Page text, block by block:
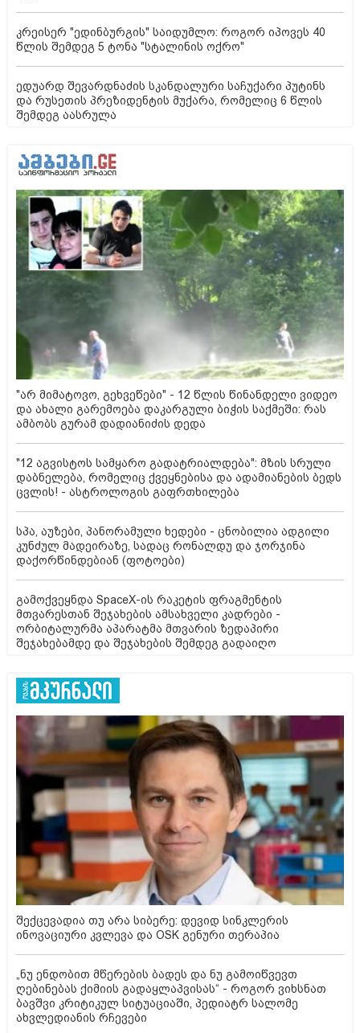
კრეისერ "ედინბურგის" საიდუმლო: როგორ იპოვეს 40
წლის შემდეგ 5 ტონა "სტალინის ოქრო"
ედუარდ შევარდნაძის სკანდალური საჩუქარი პუტინს
და რუსეთის პრეზიდენტის მუქარა, რომელიც 6 წლის
შემდეგ აასრულა
"არ მიმატოვო, გეხვეწები" - 12 წლის წინანდელი ვიდეო
და ახალი გარემოება დაკარგული ბიჭის საქმეში: რას
ამბობს გურამ დადიანიძის დედა
"12 აგვისტოს სამყარო გადატრიალდება": მზის სრული
დაბნელება, რომელიც ქვეყნებისა და ადამიანების ბედს
ცვლის! - ასტროლოგის გაფრთხილება
სპა, აუზები, პანორამული ხედები - ცნობილია ადგილი
კუნძულ მადეირაზე, სადაც რონალდუ და ჯორჯინა
დაქორწინდებიან (ფოტოები)
გამოქვეყნდა SpaceX-ის რაკეტის ფრაგმენტის
მთვარესთან შეჯახების ამსახველი კადრები -
ორბიტალურმა აპარატმა მთვარის ზედაპირი
შეჯახებამდე და შეჯახების შემდეგ გადაიღო
შექცევადია თუ არა სიბერე: დევიდ სინკლერის
ინოვაციური კვლევა და OSK გენური თერაპია
„ნუ ენდობით მწერების ბადეს და ნუ გამოიწვევთ
ღებინებას ქიმიის გადაყლაპვისას“ - როგორ ვიხსნათ
ბავშვი კრიტიკულ სიტუაციაში, პედიატრ სალომე
ახვლედიანის რჩევები